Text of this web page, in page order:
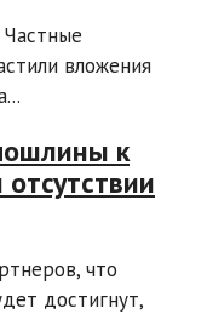
вложения
к
что
достигнут,